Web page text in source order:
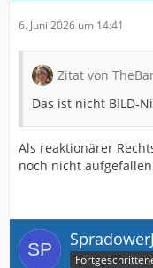
6. Juni 2026 um 14:41
Zitat von
Das ist nicht BILD-
Als reaktionärer
noch nicht